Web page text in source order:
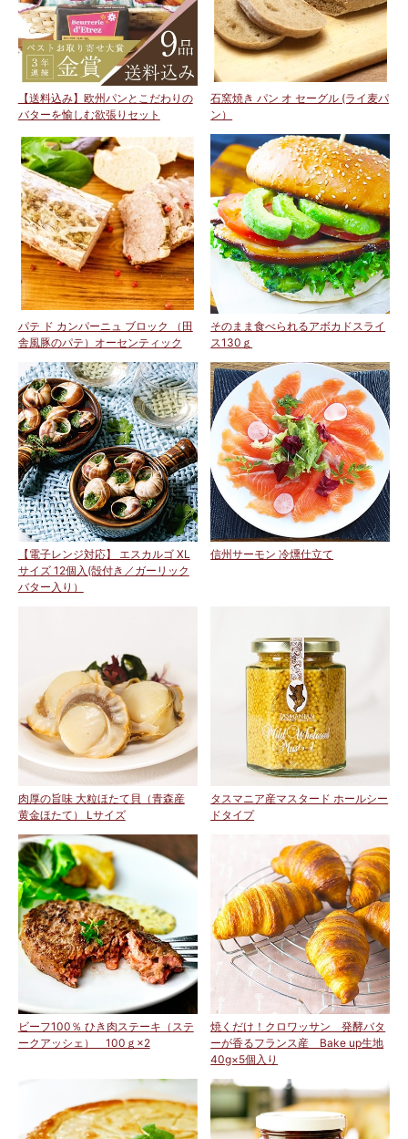
【送料込み】欧州パンとこだわりの
バターを愉しむ欲張りセット
石窯焼き パン オ セーグル (ライ麦パ
ン）
パテ ド カンパーニュ ブロック （田
舎風豚のパテ）オーセンティック
そのまま食べられるアボカドスライ
ス130ｇ
【電子レンジ対応】 エスカルゴ XL
サイズ 12個入(殻付き／ガーリック
バター入り）
信州サーモン 冷燻仕立て
肉厚の旨味 大粒ほたて貝（青森産
黄金ほたて） Lサイズ
タスマニア産マスタード ホールシー
ドタイプ
ビーフ100％ ひき肉ステーキ（ステ
ークアッシェ） 100ｇ×2
焼くだけ！クロワッサン 発酵バタ
ーが香るフランス産 Bake up生地
40g×5個入り